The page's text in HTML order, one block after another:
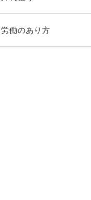
働のあり方